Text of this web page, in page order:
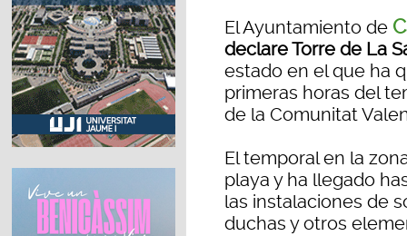
El Ayuntamiento de
declare Torre de La
estado en el que ha
primeras horas del
de la Comunitat
El temporal en la
playa y ha llegado
las instalaciones de
duchas y otros